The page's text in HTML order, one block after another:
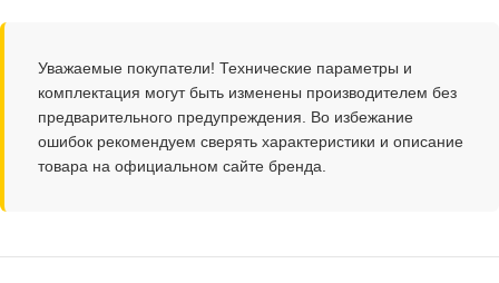
Уважаемые покупатели! Технические параметры и
комплектация могут быть изменены производителем без
предварительного предупреждения. Во избежание
ошибок рекомендуем сверять характеристики и описание
товара на официальном сайте бренда.